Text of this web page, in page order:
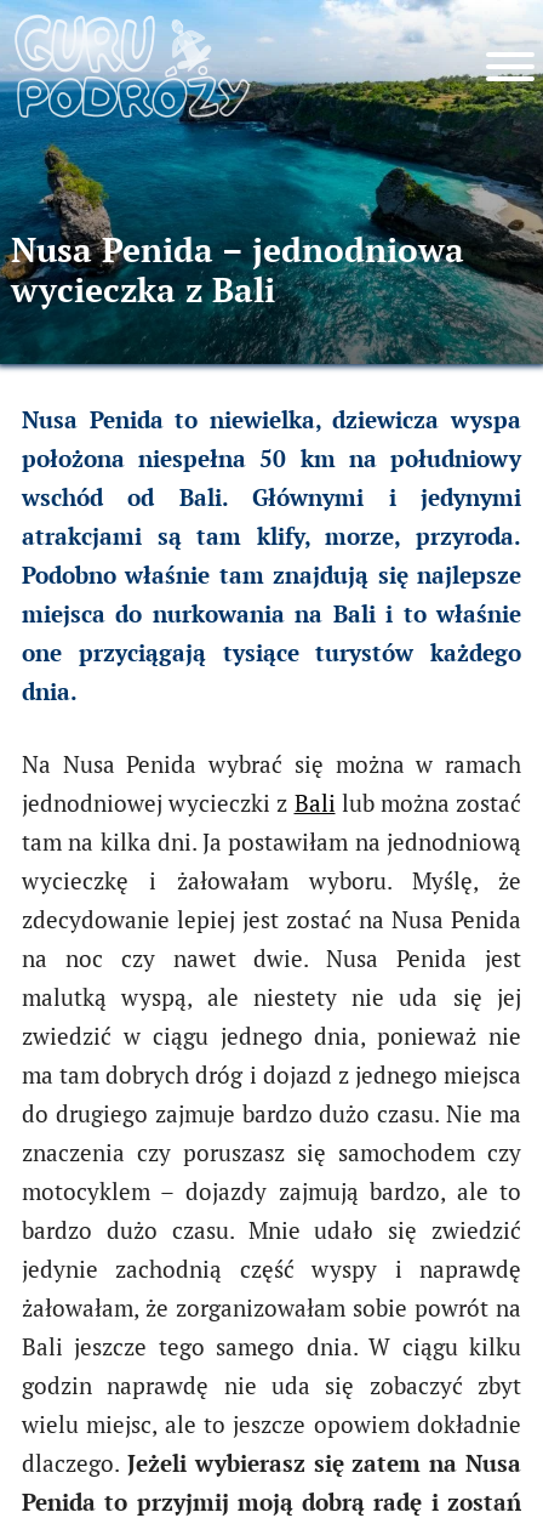
Nusa Penida – jednodniowa
wycieczka z Bali
Nusa Penida to niewielka, dziewicza wyspa
położona niespełna 50 km na południowy
wschód od Bali. Głównymi i jedynymi
atrakcjami są tam klify, morze, przyroda.
Podobno właśnie tam znajdują się najlepsze
miejsca do nurkowania na Bali i to właśnie
one przyciągają tysiące turystów każdego
dnia.
Na Nusa Penida wybrać się można w ramach
jednodniowej wycieczki z Bali lub można zostać
tam na kilka dni. Ja postawiłam na jednodniową
wycieczkę i żałowałam wyboru. Myślę, że
zdecydowanie lepiej jest zostać na Nusa Penida
na noc czy nawet dwie. Nusa Penida jest
malutką wyspą, ale niestety nie uda się jej
zwiedzić w ciągu jednego dnia, ponieważ nie
ma tam dobrych dróg i dojazd z jednego miejsca
do drugiego zajmuje bardzo dużo czasu. Nie ma
znaczenia czy poruszasz się samochodem czy
motocyklem – dojazdy zajmują bardzo, ale to
bardzo dużo czasu. Mnie udało się zwiedzić
jedynie zachodnią część wyspy i naprawdę
żałowałam, że zorganizowałam sobie powrót na
Bali jeszcze tego samego dnia. W ciągu kilku
godzin naprawdę nie uda się zobaczyć zbyt
wielu miejsc, ale to jeszcze opowiem dokładnie
dlaczego. Jeżeli wybierasz się zatem na Nusa
Penida to przyjmij moją dobrą radę i zostań